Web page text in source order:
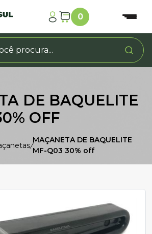
0
DE BAQUELITE
OFF
/
MAÇANETA DE BAQUELITE
MF-Q03 30% off